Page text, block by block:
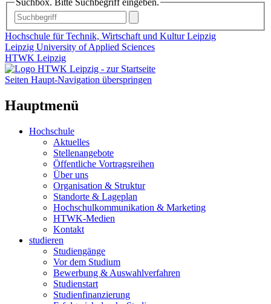
Hochschule für Technik, Wirtschaft und Kultur Leipzig
Leipzig University of Applied Sciences
HTWK Leipzig
Seiten Haupt-Navigation überspringen
Hauptmenü
Hochschule
Aktuelles
Stellenangebote
Öffentliche Vortragsreihen
Über uns
Organisation & Struktur
Standorte & Lageplan
Hochschulkommunikation & Marketing
HTWK-Medien
Kontakt
studieren
Studiengänge
Vor dem Studium
Bewerbung & Auswahlverfahren
Studienstart
Studienfinanzierung